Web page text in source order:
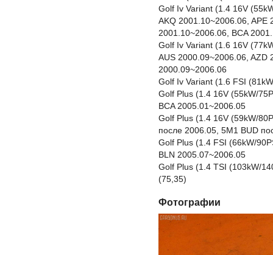
Golf Iv Variant (1.4 16V
AKQ 2001.10~2006.06, APE
2001.10~2006.06, BCA
Golf Iv Variant (1.6 16V
AUS 2000.09~2006.06, AZD
2000.09~2006.06
Golf Iv Variant (1.6 FSI
Golf Plus (1.4 16V (55kW/
BCA 2005.01~2006.05
Golf Plus (1.4 16V (59kW/
после 2006.05, 5M1 BUD
Golf Plus (1.4 FSI (66kW/
BLN 2005.07~2006.05
Golf Plus (1.4 TSI (103kW/
(75,35)
Фотографии